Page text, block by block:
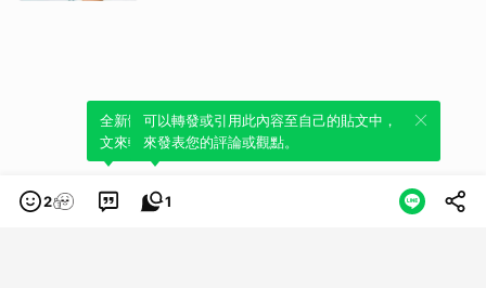
2
全新體驗！一鍵引用此內容，透過發布貼
文來輕鬆表達個人立場。
1
可以轉發或引用此內容至自己的貼文中，
來發表您的評論或觀點。